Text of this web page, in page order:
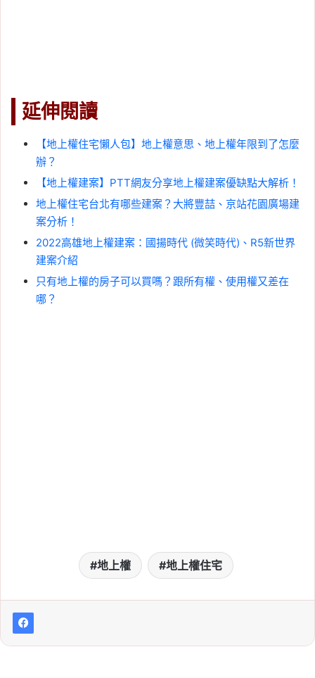
延伸閱讀
【地上權住宅懶人包】地上權意思、地上權年限到了怎麼
辦？
【地上權建案】PTT網友分享地上權建案優缺點大解析！
地上權住宅台北有哪些建案？大將豐喆、京站花園廣場建
案分析！
2022高雄地上權建案：國揚時代 (微笑時代)、R5新世界
建案介紹
只有地上權的房子可以買嗎？跟所有權、使用權又差在
哪？
地上權 地上權住宅